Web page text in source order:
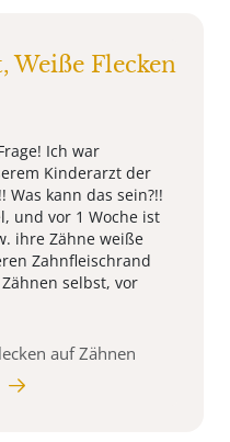
Weiße Flecken
Ich war
Kinderarzt der
kann das sein?!!
und vor 1 Woche ist
ihre Zähne weiße
Zahnfleischrand
selbst, vor
auf Zähnen